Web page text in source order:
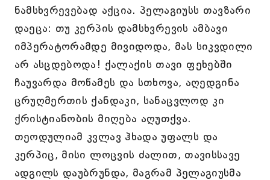
ნამსხვრევებად აქცია. პელაგიუსს თავზარი
დაეცა: თუ კერპის დამსხვრევის ამბავი
იმპერატორამდე მივიდოდა, მას სიკვდილი
არ ასცდებოდა! ქალაქის თავი ფეხებში
ჩაუვარდა მოწამეს და სთხოვა, აღედგინა
ცრუღმერთის ქანდაკი, სანაცვლოდ კი
ქრისტიანობის მიღება აღუთქვა.
თეოდულიამ კვლავ ჰხადა უფალს და
კერპიც, მისი ლოცვის ძალით, თავისსავე
ადგილს დაუბრუნდა, მაგრამ პელაგიუსმა